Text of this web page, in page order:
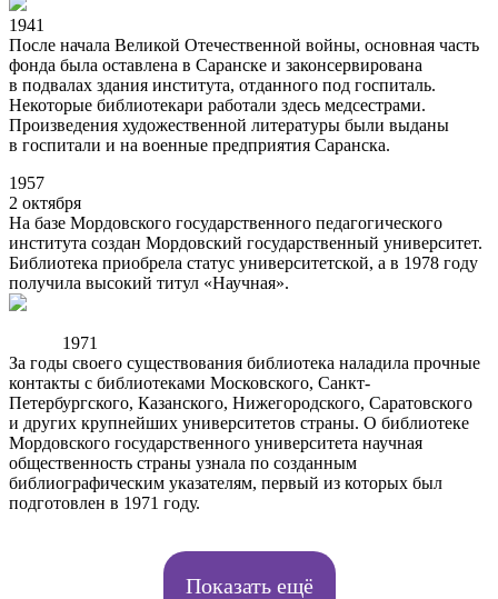
1941
После начала Великой Отечественной войны, основная часть
фонда была оставлена в Саранске и законсервирована
в подвалах здания института, отданного под госпиталь.
Некоторые библиотекари работали здесь медсестрами.
Произведения художественной литературы были выданы
в госпитали и на военные предприятия Саранска.
1957
2 октября
На базе Мордовского государственного педагогического
института создан Мордовский государственный университет.
Библиотека приобрела статус университетской, а в 1978 году
получила высокий титул «Научная».
1971
За годы своего существования библиотека наладила прочные
контакты с библиотеками Московского, Санкт-
Петербургского, Казанского, Нижегородского, Саратовского
и других крупнейших университетов страны. О библиотеке
Мордовского государственного университета научная
общественность страны узнала по созданным
библиографическим указателям, первый из которых был
подготовлен в 1971 году.
Показать ещё